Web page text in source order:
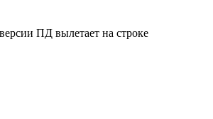
ПД вылетает на строке